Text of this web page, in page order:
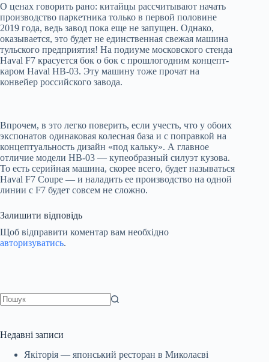
О ценах говорить рано: китайцы рассчитывают начать
производство паркетника только в первой половине
2019 года, ведь завод пока еще не запущен. Однако,
оказывается, это будет не единственная свежая машина
тульского предприятия! На подиуме московского стенда
Haval F7 красуется бок о бок с прошлогодним концепт-
каром Haval HB-03. Эту машину тоже прочат на
конвейер российского завода.
Впрочем, в это легко поверить, если учесть, что у обоих
экспонатов одинаковая колесная база и с поправкой на
концептуальность дизайн «под кальку». А главное
отличие модели HB-03 — купеобразный силуэт кузова.
То есть серийная машина, скорее всего, будет называться
Haval F7 Coupe — и наладить ее производство на одной
линии с F7 будет совсем не сложно.
Залишити відповідь
Щоб відправити коментар вам необхідно
авторизуватись.
Недавні записи
Якіторія — японський ресторан в Миколаєві